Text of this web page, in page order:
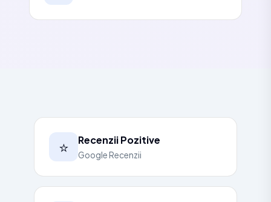
⭐ Recenzii Pozitive
Google Recenzii